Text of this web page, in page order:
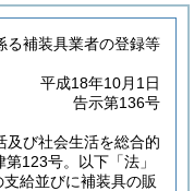
る補装具業者の登録等
平成18年10月1日
告示第136号
及び社会生活を総合的
123号。以下「法」
給並びに補装具の販